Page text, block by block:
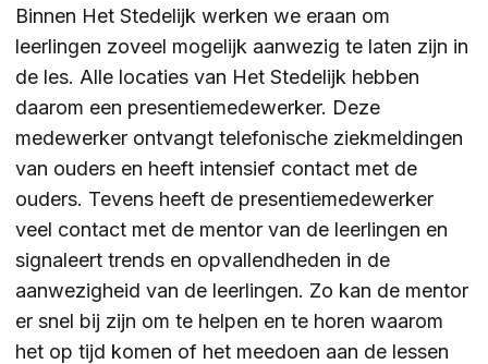
Binnen Het Stedelijk werken we eraan om
leerlingen zoveel mogelijk aanwezig te laten zijn in
de les. Alle locaties van Het Stedelijk hebben
daarom een presentiemedewerker. Deze
medewerker ontvangt telefonische ziekmeldingen
van ouders en heeft intensief contact met de
ouders. Tevens heeft de presentiemedewerker
veel contact met de mentor van de leerlingen en
signaleert trends en opvallendheden in de
aanwezigheid van de leerlingen. Zo kan de mentor
er snel bij zijn om te helpen en te horen waarom
het op tijd komen of het meedoen aan de lessen